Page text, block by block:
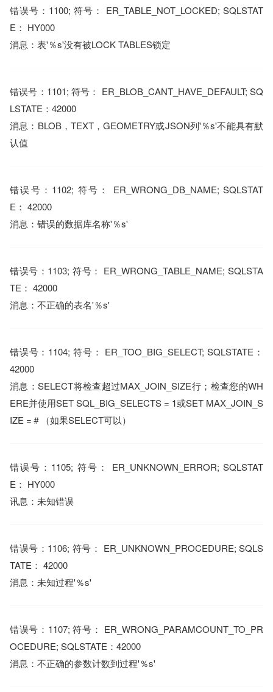
错误号：1100; 符号： ER_TABLE_NOT_LOCKED; SQLSTAT
E： HY000
消息：表'％s'没有被LOCK TABLES锁定
错误号：1101; 符号： ER_BLOB_CANT_HAVE_DEFAULT; SQ
LSTATE：42000
消息：BLOB，TEXT，GEOMETRY或JSON列'％s'不能具有默
认值
错误号：1102; 符号： ER_WRONG_DB_NAME; SQLSTAT
E： 42000
消息：错误的数据库名称'％s'
错误号：1103; 符号： ER_WRONG_TABLE_NAME; SQLSTA
TE： 42000
消息：不正确的表名'％s'
错误号：1104; 符号： ER_TOO_BIG_SELECT; SQLSTATE：
42000
消息：SELECT将检查超过MAX_JOIN_SIZE行；检查您的WH
ERE并使用SET SQL_BIG_SELECTS = 1或SET MAX_JOIN_S
IZE =＃（如果SELECT可以）
错误号：1105; 符号： ER_UNKNOWN_ERROR; SQLSTAT
E： HY000
讯息：未知错误
错误号：1106; 符号： ER_UNKNOWN_PROCEDURE; SQLS
TATE： 42000
消息：未知过程'％s'
错误号：1107; 符号： ER_WRONG_PARAMCOUNT_TO_PR
OCEDURE; SQLSTATE：42000
消息：不正确的参数计数到过程'％s'